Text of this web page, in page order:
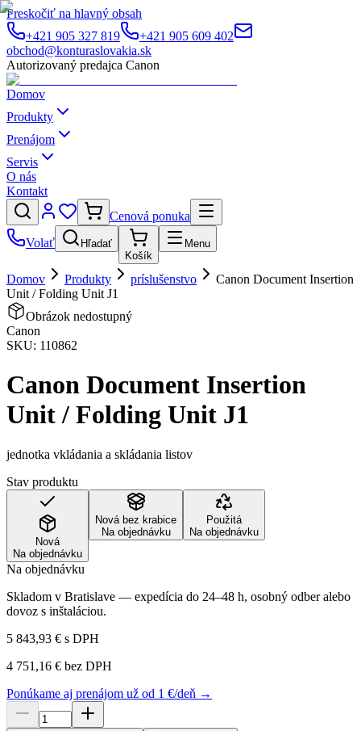
Preskočiť na hlavný obsah
+421 905 327 819
+421 905 609 402
obchod@konturaslovakia.sk
Autorizovaný predajca Canon
Domov
Produkty
Prenájom
Servis
O nás
Kontakt
Cenová ponuka
Volať
Hľadať
Košík
Menu
Domov Produkty príslušenstvo
Canon Document Insertion
Unit / Folding Unit J1
Obrázok nedostupný
Canon
SKU: 110862
Canon Document Insertion
Unit / Folding Unit J1
jednotka vkládania a skládania listov
Stav produktu
Nová
Na objednávku
Nová bez krabice
Na objednávku
Použitá
Na objednávku
Na objednávku
Skladom v Bratislave — expedícia do 24–48 h, osobný odber alebo
dovoz s inštaláciou.
5 843,93 € s DPH
4 751,16 € bez DPH
Ponúkame aj prenájom už od 1 €/deň →